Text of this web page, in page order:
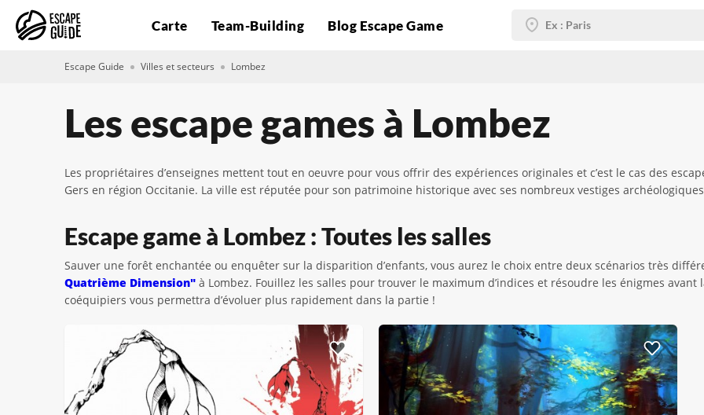
Carte Team-Building Blog Escape Game
Escape Guide Villes et secteurs Lombez
Les escape games à Lombez
Les propriétaires d’enseignes mettent tout en oeuvre pour vous offrir des expériences originales et c’est le cas des
Gers en région Occitanie. La ville est réputée pour son patrimoine historique avec ses nombreux vestiges
Escape game à Lombez : Toutes les salles
Sauver une forêt enchantée ou enquêter sur la disparition d’enfants, vous aurez le choix entre deux scénarios très
Quatrième Dimension" à Lombez. Fouillez les salles pour trouver le maximum d’indices et résoudre les énigmes
coéquipiers vous permettra d’évoluer plus rapidement dans la partie !